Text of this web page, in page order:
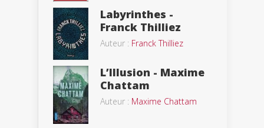
Labyrinthes -
Franck Thilliez
Auteur : Franck Thilliez
L’Illusion - Maxime
Chattam
Auteur : Maxime Chattam